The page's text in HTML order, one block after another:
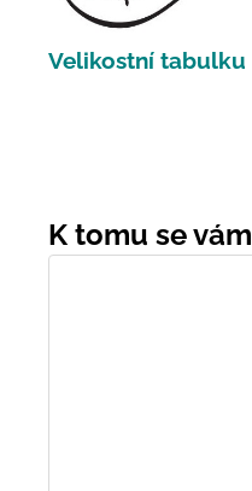
Velikostní tabulku